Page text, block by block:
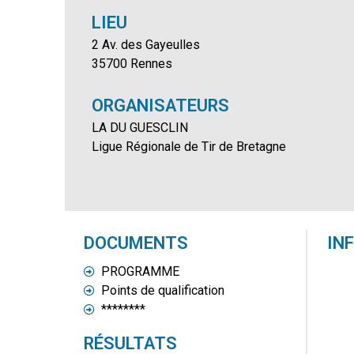
LIEU
2 Av. des Gayeulles
35700 Rennes
ORGANISATEURS
LA DU GUESCLIN
Ligue Régionale de Tir de Bretagne
DOCUMENTS
PROGRAMME
Points de qualification
********
RÉSULTATS